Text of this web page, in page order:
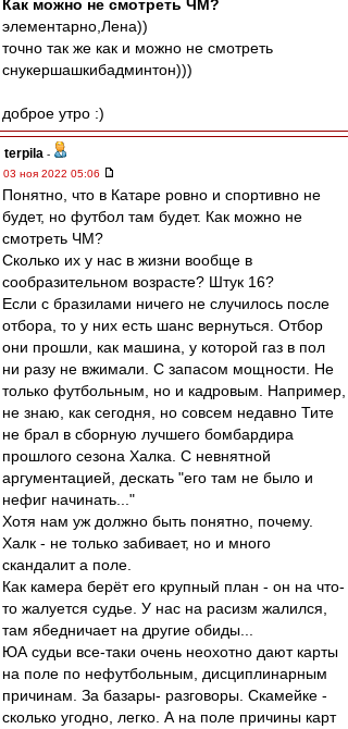
Как можно не смотреть ЧМ?
элементарно,Лена))
точно так же как и можно не смотреть
снукершашкибадминтон)))
доброе утро :)
terpila -
03 ноя 2022 05:06
Понятно, что в Катаре ровно и спортивно не
будет, но футбол там будет. Как можно не
смотреть ЧМ?
Сколько их у нас в жизни вообще в
сообразительном возрасте? Штук 16?
Если с бразилами ничего не случилось после
отбора, то у них есть шанс вернуться. Отбор
они прошли, как машина, у которой газ в пол
ни разу не вжимали. С запасом мощности. Не
только футбольным, но и кадровым. Например,
не знаю, как сегодня, но совсем недавно Тите
не брал в сборную лучшего бомбардира
прошлого сезона Халка. С невнятной
аргументацией, дескать "его там не было и
нефиг начинать..."
Хотя нам уж должно быть понятно, почему.
Халк - не только забивает, но и много
скандалит а поле.
Как камера берёт его крупный план - он на что-
то жалуется судье. У нас на расизм жалился,
там ябедничает на другие обиды...
ЮА судьи все-таки очень неохотно дают карты
на поле по нефутбольным, дисциплинарным
причинам. За базары- разговоры. Скамейке -
сколько угодно, легко. А на поле причины карт